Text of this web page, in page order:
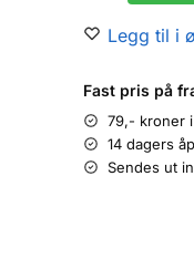
Legg til i
Fast pris på
79,- kroner
14 dagers
Sendes ut